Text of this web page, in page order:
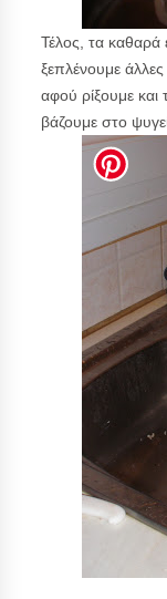
Τέλος, τα καθαρά
ξεπλένουμε
αφού ρίξουμε και
βάζουμε στο